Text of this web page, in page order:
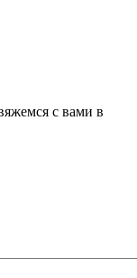
с вами в